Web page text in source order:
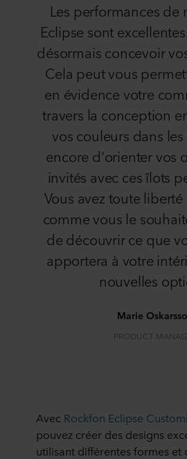
Les performances de
Eclipse sont
désormais concevoir
Cela peut vous
en évidence votre
travers la conception
vos couleurs dans
encore d'orienter vos
invités avec ces îlots
Vous avez toute
comme vous le
de découvrir ce que
apportera à votre
nouvelles
Marie
PRODUCT
Avec Rockfon Eclipse
pouvez créer des designs
utilisant différentes formes et